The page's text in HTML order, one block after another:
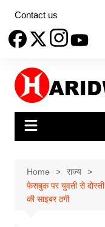
content
Contact us
Home
राज्य
फेसबुक पर युवती से
की साइबर ठगी